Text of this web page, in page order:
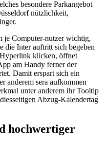
besondere Parkangebot
nützlichkeit,
je Computer-nutzer wichtig,
die Inter auftritt sich begeben
klicken, öffnet
am Handy ferner der
Damit erspart sich ein
anderem sera aufkommen
unter anderem ihr Tooltip
Abzug-Kalendertag
hochwertiger